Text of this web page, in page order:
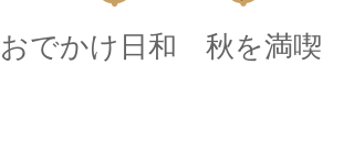
おでかけ日和 秋を満喫